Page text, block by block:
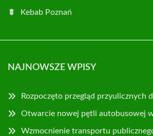
Kebab Poznań
NAJNOWSZE WPISY
Rozpoczęto przegląd przyulicznych
Otwarcie nowej pętli autobusowej
Wzmocnienie transportu